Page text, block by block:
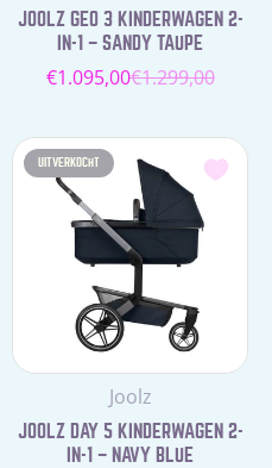
JOOLZ GEO 3 KINDERWAGEN 2-
IN-1 – SANDY TAUPE
Verkoopprijs
€1.095,00Normale
€1.299,00
UITVERKOCHT
Leverancier:
Joolz
JOOLZ DAY 5 KINDERWAGEN 2-
IN-1 – NAVY BLUE